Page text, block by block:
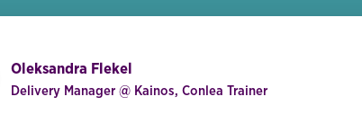
Oleksandra Flekel
Delivery Manager @ Kainos, Conlea Trainer